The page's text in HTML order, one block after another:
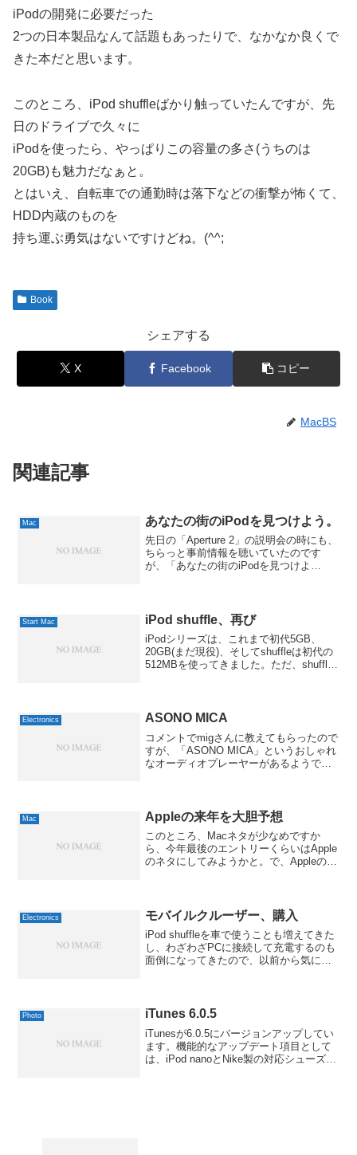
iPodの開発に必要だった
2つの日本製品なんて話題もあったりで、なかなか良くで
きた本だと思います。
このところ、iPod shuffleばかり触っていたんですが、先
日のドライブで久々に
iPodを使ったら、やっぱりこの容量の多さ(うちのは
20GB)も魅力だなぁと。
とはいえ、自転車での通勤時は落下などの衝撃が怖くて、
HDD内蔵のものを
持ち運ぶ勇気はないですけどね。(^^;
Book
シェアする
X Facebook コピー
MacBS
関連記事
Mac あなたの街のiPodを見つけよう。
先日の「Aperture 2」の説明会の時にも、
ちらっと事前情報を聴いていたのです
が、「あなたの街のiPodを見つけよ
だそうです...
Start Mac iPod shuffle、再び
iPodシリーズは、これまで初代5GB、
20GB(まだ現役)、そしてshuffleは初代の
512MBを使ってきました。ただ、shuffle
Electronics ASONO MICA
コメントでmigさんに教えてもらったので
すが、「ASONO MICA」というおしゃれ
なオーディオプレーヤーがあるようで。
Mac Appleの来年を大胆予想
このところ、Macネタが少なめですか
ら、今年最後のエントリーくらいはApple
のネタにしてみようかと。で、Appleの
Electronics モバイルクルーザー、購入
iPod shuffleを車で使うことも増えてきた
し、わざわざPCに接続して充電するのも
面倒になってきたので、以前から気にな
Photo iTunes 6.0.5
iTunesが6.0.5にバージョンアップしてい
ます。機能的なアップデート項目として
は、iPod nanoとNike製の対応シューズで